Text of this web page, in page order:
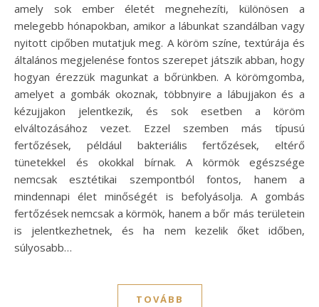
amely sok ember életét megnehezíti, különösen a
melegebb hónapokban, amikor a lábunkat szandálban vagy
nyitott cipőben mutatjuk meg. A köröm színe, textúrája és
általános megjelenése fontos szerepet játszik abban, hogy
hogyan érezzük magunkat a bőrünkben. A körömgomba,
amelyet a gombák okoznak, többnyire a lábujjakon és a
kézujjakon jelentkezik, és sok esetben a köröm
elváltozásához vezet. Ezzel szemben más típusú
fertőzések, például bakteriális fertőzések, eltérő
tünetekkel és okokkal bírnak. A körmök egészsége
nemcsak esztétikai szempontból fontos, hanem a
mindennapi élet minőségét is befolyásolja. A gombás
fertőzések nemcsak a körmök, hanem a bőr más területein
is jelentkezhetnek, és ha nem kezelik őket időben,
súlyosabb…
TOVÁBB